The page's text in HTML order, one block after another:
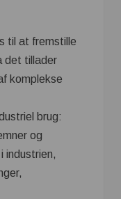
til at fremstille
det tillader
komplekse
brug:
og
industrien,